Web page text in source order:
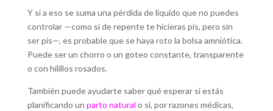
Y si a eso se suma una pérdida de líquido que no puedes
controlar —como si de repente te hicieras pis, pero sin
ser pis—, es probable que se haya roto la bolsa amniótica.
Puede ser un chorro o un goteo constante, transparente
o con hilillos rosados.
También puede ayudarte saber qué esperar si estás
planificando un parto natural o si, por razones médicas,